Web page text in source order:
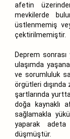
afetin
mevkilerde
üstlenmemiş
çektirilmemiştir.
Deprem
ulaşımda
ve sorumluluk
örgütleri dışında
şartlarında
doğa kaynaklı
sağlamakla
yaparak
düşmüştür.